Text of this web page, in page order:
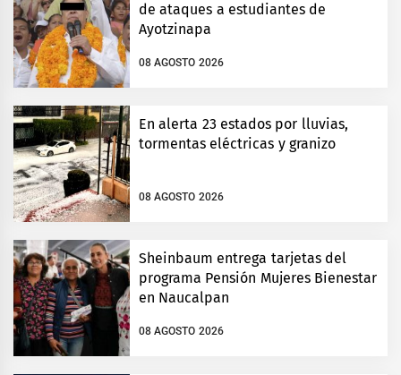
de ataques a estudiantes de
Ayotzinapa
08 AGOSTO 2026
En alerta 23 estados por lluvias,
tormentas eléctricas y granizo
08 AGOSTO 2026
Sheinbaum entrega tarjetas del
programa Pensión Mujeres Bienestar
en Naucalpan
08 AGOSTO 2026